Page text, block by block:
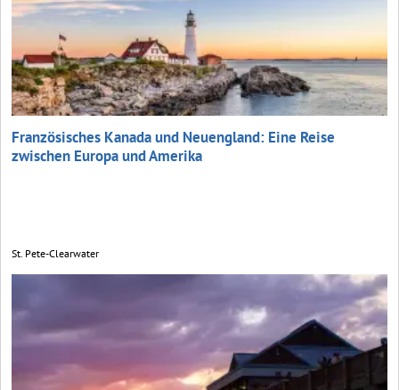
Französisches Kanada und Neuengland: Eine Reise
zwischen Europa und Amerika
St. Pete-Clearwater